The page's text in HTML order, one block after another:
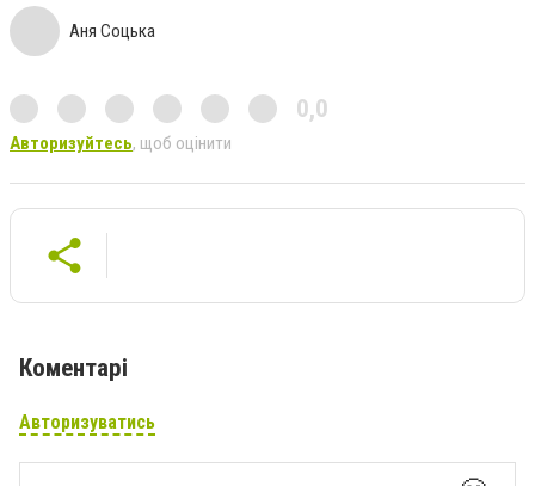
Аня Соцька
0,0
Авторизуйтесь, щоб оцінити
Коментарі
Авторизуватись